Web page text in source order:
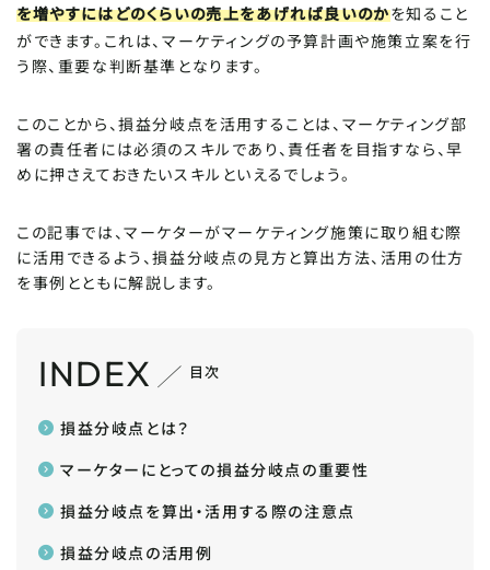
を増やすにはどのくらいの売上をあげれば良いのかを知ること
ができます。これは、マーケティングの予算計画や施策立案を行
う際、重要な判断基準となります。
このことから、損益分岐点を活用することは、マーケティング部
署の責任者には必須のスキルであり、責任者を目指すなら、早
めに押さえておきたいスキルといえるでしょう。
この記事では、マーケターがマーケティング施策に取り組む際
に活用できるよう、損益分岐点の見方と算出方法、活用の仕方
を事例とともに解説します。
INDEX 目次
損益分岐点とは？
マーケターにとっての損益分岐点の重要性
損益分岐点を算出・活用する際の注意点
損益分岐点の活用例
ビジネスメールの正しい書き方と敬語を解説！NG
例と例文テンプレートを紹介
【どっちがいい？】HTMLメールとテキストメールの
違い｜メリット・デメリットを徹底比較！
CATEGORY カテゴリで探す